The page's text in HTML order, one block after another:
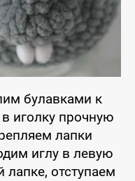
булавками к
иголку прочную
лапки
иглу в левую
отступаем